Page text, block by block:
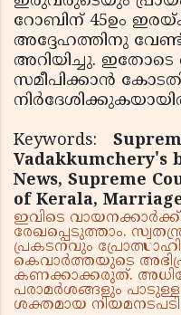
റോബിന് 45ഉം
അദ്ദേഹത്തിനു
അറിയിച്ചു.
സമീപിക്കാന്‍
Keywords:
Vadakkumchery's
News, Supreme
of Kerala,
ഇവിടെ
രേഖപ്പെടുത്താം.
പ്രകടനവും
കെവാർത്തയുടെ
കണക്കാക്കരുത്.
പരാമർശങ്ങളും
ശക്തമായ നിയമനടപടി